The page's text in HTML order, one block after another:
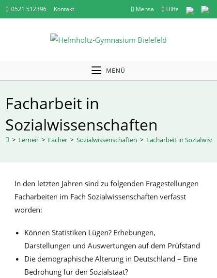
Zum
Inhalt
Mensa Hilfe
0521 512396 Kontakt
MENÜ
Facharbeit in
Sozialwissenschaften
> Lernen > Fächer > Sozialwissenschaften > Facharbeit in
In den letzten Jahren sind zu folgenden Fragestellungen
Facharbeiten im Fach Sozialwissenschaften verfasst
worden:
Können Statistiken Lügen? Erhebungen,
Darstellungen und Auswertungen auf dem Prüfstand
Die demographische Alterung in Deutschland – Eine
Bedrohung für den Sozialstaat?